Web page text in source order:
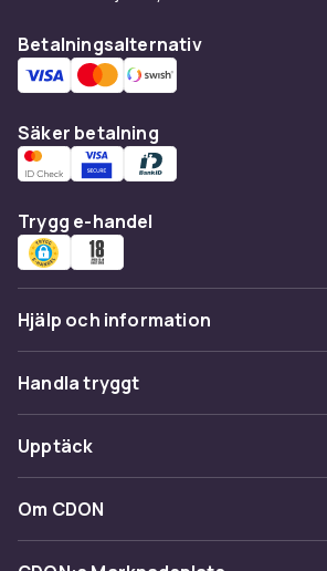
Betalningsalternativ
Säker betalning
Trygg e-handel
Hjälp och information
Vanliga frågor
Spåra paket
Ångra & Returnera här
Kundservice
Handla tryggt
Betalning
Leverans
Upptäck
Kategorier
Varumärken
Om CDON
Om oss